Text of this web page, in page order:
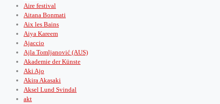
Aire festival
Aitana Bonmati
Aix les Bains
Aiya Kareem
Ajaccio
Ajla Tomljanović (AUS)
Akademie der Künste
Aki Ajo
Akira Akasaki
Aksel Lund Svindal
akt